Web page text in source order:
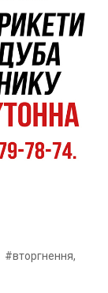
#вторгнення,